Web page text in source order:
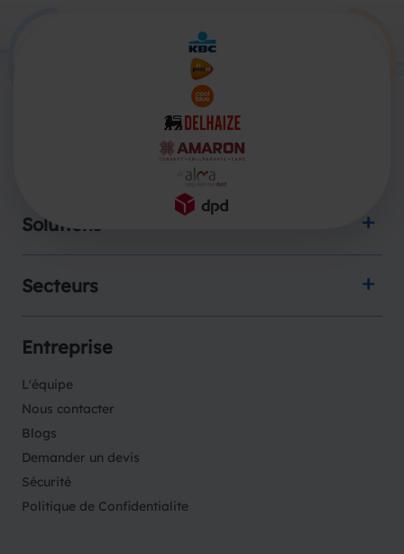
Solutions
Secteurs
Entreprise
L'équipe
Nous contacter
Blogs
Demander un devis
Sécurité
Politique de Confidentialite